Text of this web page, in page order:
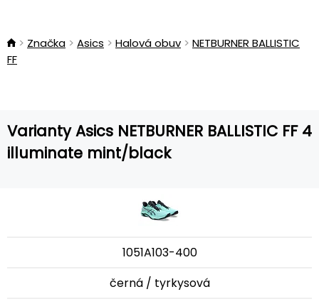
Značka Asics Halová obuv
NETBURNER BALLISTIC
FF
Varianty Asics NETBURNER BALLISTIC FF 4
illuminate mint/black
1051A103-400
černá / tyrkysová